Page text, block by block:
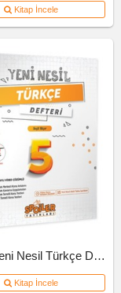
Kitap İncele
5. Sınıf Yeni Nesil Türkçe Defteri
Kitap İncele